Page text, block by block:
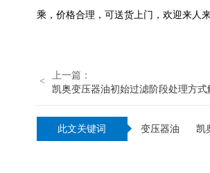
乘，价格合理，可送货上门，欢迎来人
<
上一篇：
凯奥变压器油初始过滤阶段处理方式
此文关键词 变压器油 凯